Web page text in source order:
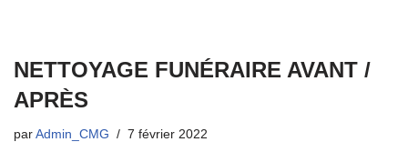
au
contenu
NETTOYAGE FUNÉRAIRE AVANT /
APRÈS
par Admin_CMG 7 février 2022